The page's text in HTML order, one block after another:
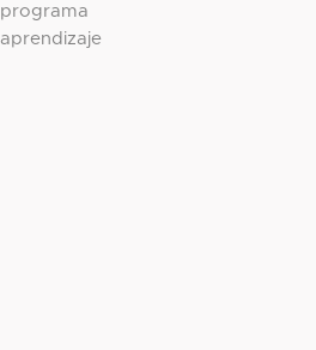
programa
aprendizaje